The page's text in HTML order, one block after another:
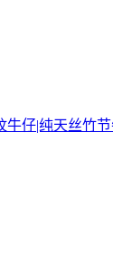
牛仔|纯天丝竹